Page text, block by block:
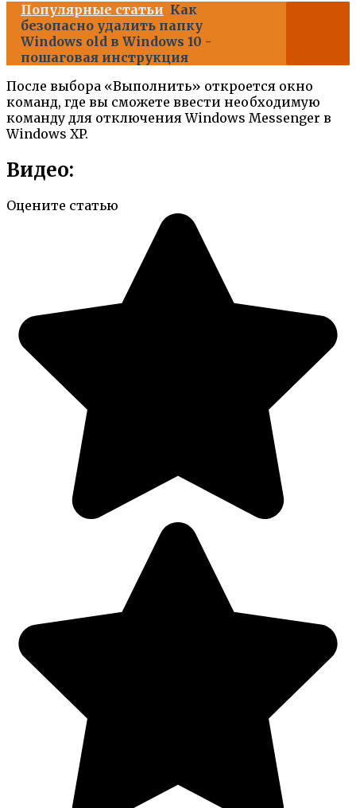
Популярные статьи Как
безопасно удалить папку
Windows old в Windows 10 -
пошаговая инструкция
После выбора «Выполнить» откроется окно
команд, где вы сможете ввести необходимую
команду для отключения Windows Messenger в
Windows XP.
Видео:
Оцените статью